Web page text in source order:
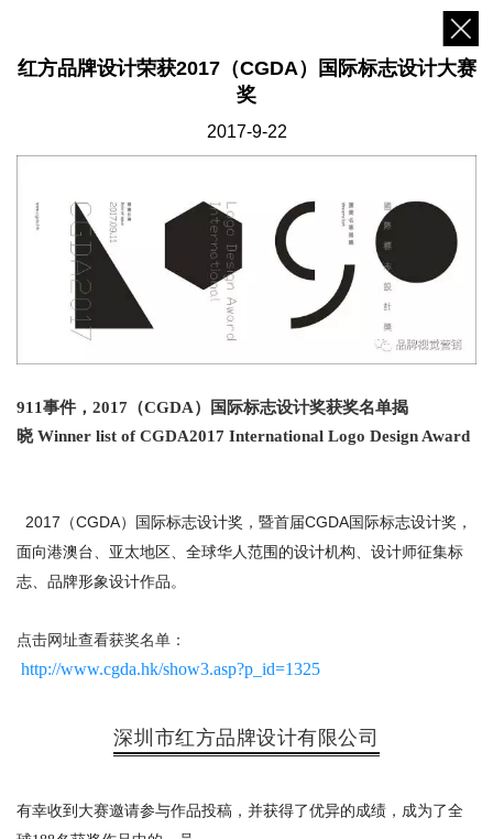
红方品牌设计荣获2017（CGDA）国际标志设计大赛
奖
2017-9-22
911事件， 2017（CGDA）
国际标志设计奖获奖名单揭
晓 Winner list of CGDA2017 International Logo Design Award
2017 （CGDA）国际标志设计奖，暨首届CGDA国际标志设计奖，
面向港澳台、亚太地区、全球华人范围的设计机构、设计师征集标
志、品牌形象设计作品。
点击网址查看获奖名单：
http://www.cgda.hk/show3.asp?p_id=1325
深圳市红方品牌设计有限公司
有幸收到大赛邀请参与作品投稿，并获得了优异的成绩，成为了全